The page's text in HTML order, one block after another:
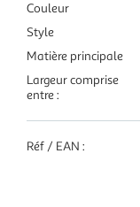
Couleur
Style
Matière principale
Largeur comprise
entre :
Réf / EAN :